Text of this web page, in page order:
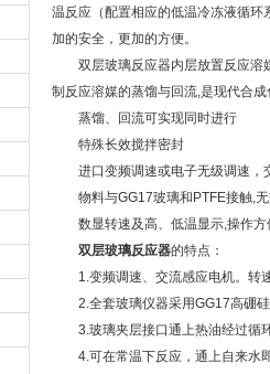
温反应（配置相应的低温冷冻液循
加的安全，更加的方便。
双层玻璃反应器内层放置反应溶媒
制反应溶媒的蒸馏与回流,是现代合
蒸馏、回流可实现同时进行
特殊长效搅拌密封
进口变频调速或电子无级调速，
物料与GG17玻璃和PTFE接触,无
数显转速及高、低温显示,操作方
双层玻璃反应器的特点：
1.变频调速、交流感应电机。转
2.全套玻璃仪器采用GG17高硼硅
3.玻璃夹层接口通上热油经过循
4.可在常温下反应，通上自来水